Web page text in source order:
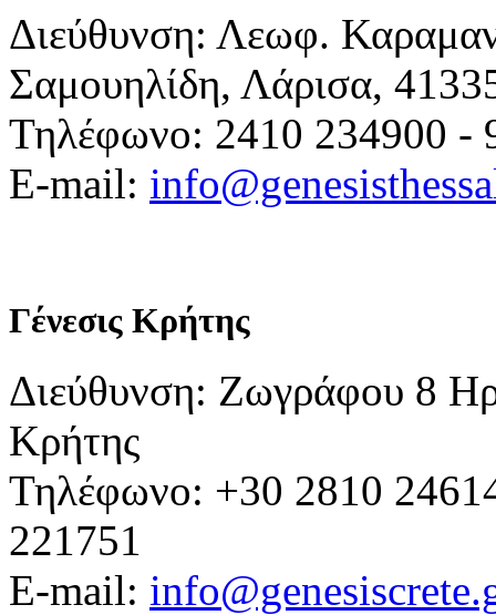
Διεύθυνση: Λεωφ.
Σαμουηλίδη, Λάρισα,
Τηλέφωνο: 2410 234900 -
E-mail:
Γένεσις Κρήτης
Διεύθυνση: Ζωγράφου 8
Κρήτης
Τηλέφωνο: +30 2810
221751
E-mail: